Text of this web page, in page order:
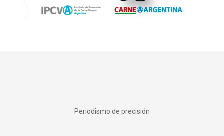
Periodismo de precisión